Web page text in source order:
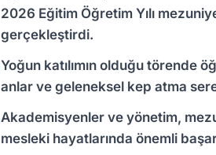
2026 Eğitim Öğretim Yılı
gerçekleştirdi.
Yoğun katılımın olduğu törende
anlar ve geleneksel kep atma
Akademisyenler ve yönetim,
mesleki hayatlarında önemli